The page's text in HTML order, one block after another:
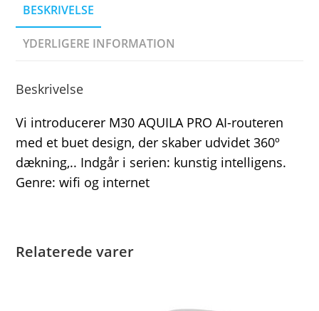
BESKRIVELSE
YDERLIGERE INFORMATION
Beskrivelse
Vi introducerer M30 AQUILA PRO AI-routeren
med et buet design, der skaber udvidet 360º
dækning,.. Indgår i serien: kunstig intelligens.
Genre: wifi og internet
Relaterede varer